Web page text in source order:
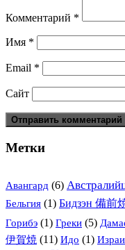
Комментарий *
Имя *
Email *
Сайт
Метки
Авангард (6)
Бельгия (1) Бидзэн 備前
Горибэ (1) Греки (5)
伊賀焼 (11) Идо (1)